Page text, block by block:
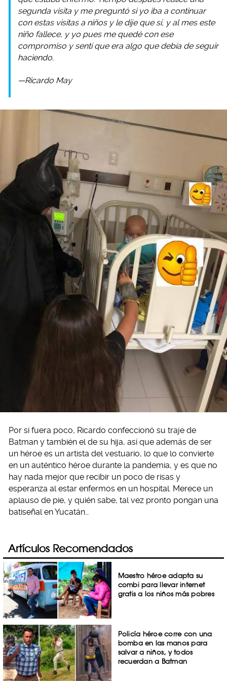
segunda visita y me preguntó si yo iba a continuar
con estas visitas a niños y le dije que sí, y al mes este
niño fallece, y yo pues me quedé con ese
compromiso y sentí que era algo que debía de seguir
haciendo.
—Ricardo May
Por si fuera poco, Ricardo confeccionó su traje de
Batman y también el de su hija, así que además de ser
un héroe es un artista del vestuario, lo que lo convierte
en un auténtico héroe durante la pandemia, y es que no
hay nada mejor que recibir un poco de risas y
esperanza al estar enfermos en un hospital. Merece un
aplauso de pie, y quién sabe, tal vez pronto pongan una
batiseñal en Yucatán…
Artículos Recomendados
Maestro héroe adapta su
combi para llevar internet
gratis a los niños más pobres
Policía héroe corre con una
bomba en las manos para
salvar a niños, y todos
recuerdan a Batman